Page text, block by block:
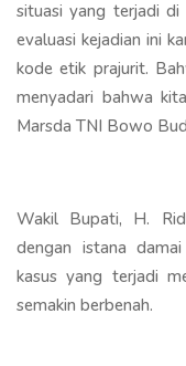
situasi yang terjadi di
evaluasi kejadian ini
kode etik prajurit.
menyadari bahwa
Marsda TNI Bowo
Wakil Bupati, H.
dengan istana
kasus yang terjadi
semakin berbenah.